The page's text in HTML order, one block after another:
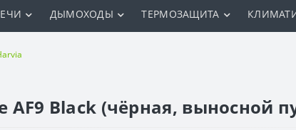
ДЫМОХОДЫ ТЕРМОЗАЩИТА
AF9 Black (чёрная, выносной